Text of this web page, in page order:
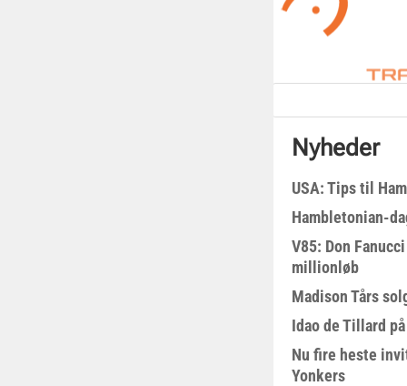
Nyheder
USA: Tips til
Hambletonian-
V85: Don
millionløb
Madison Tårs
Idao de Tillard
Nu fire heste
Yonkers